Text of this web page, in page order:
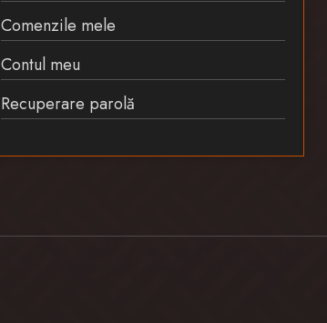
Comenzile mele
Contul meu
Recuperare parolă